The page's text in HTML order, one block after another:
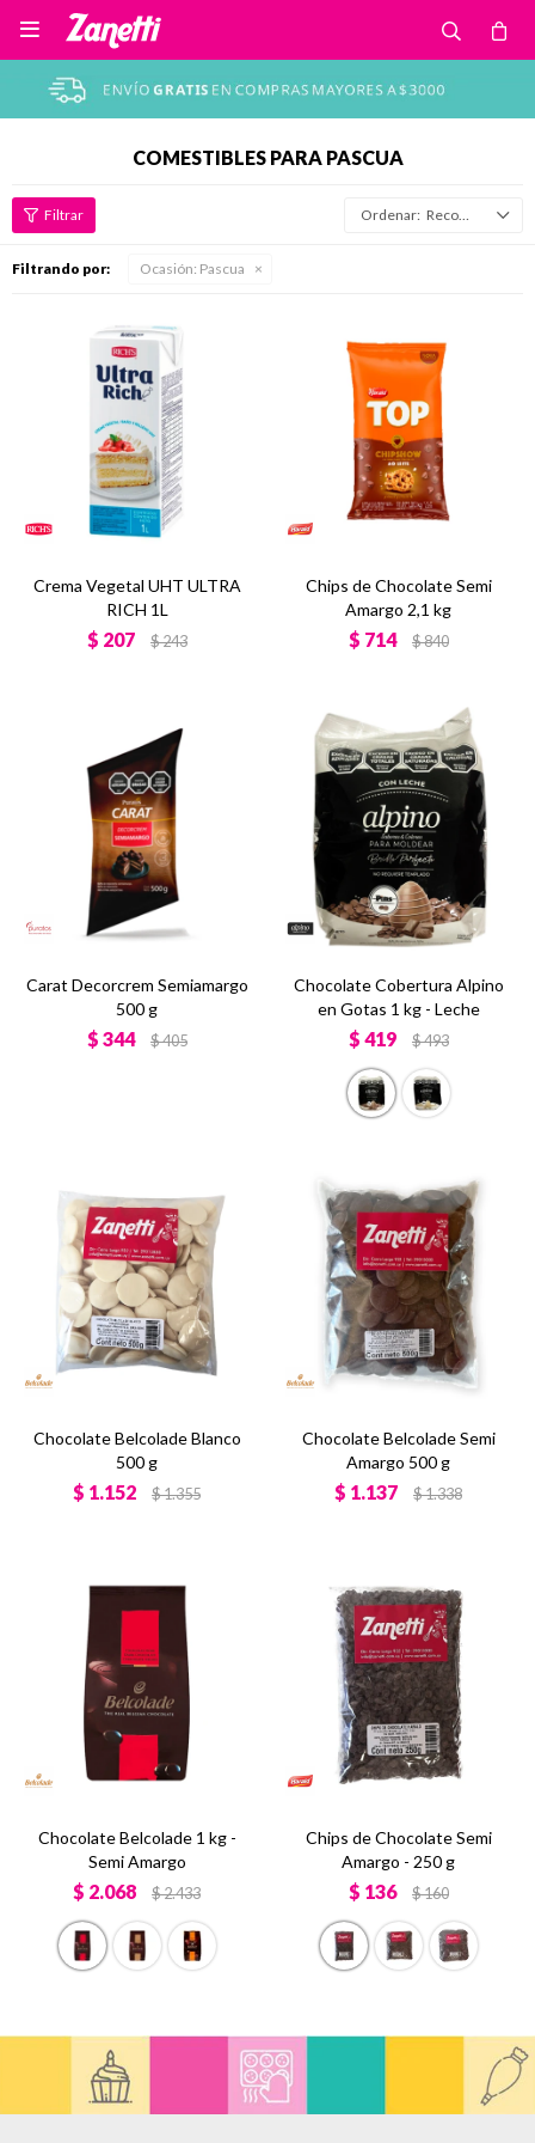

COMESTIBLES PARA PASCUA
Recomendados
Filtrando por: Ocasión: Pascua
Crema Vegetal UHT ULTRA
RICH 1L
$ 207 $243
Chips de Chocolate Semi
Amargo 2,1 kg
$ 714 $840
Carat Decorcrem Semiamargo
500 g
$ 344 $405
Chocolate Cobertura Alpino
en Gotas 1 kg - Leche
$ 419 $493
Chocolate Belcolade Blanco
500 g
$ 1.152 $1.355
Chocolate Belcolade Semi
Amargo 500 g
$ 1.137 $1.338
Chocolate Belcolade 1 kg -
Semi Amargo
$ 2.068 $2.433
Chips de Chocolate Semi
Amargo - 250 g
$ 136 $160